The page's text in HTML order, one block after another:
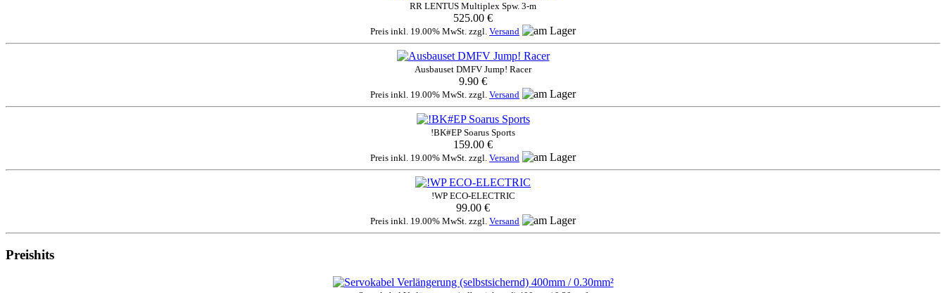
RR LENTUS Multiplex Spw. 3-m
525.00 €
Preis inkl. 19.00% MwSt. zzgl. Versand
Ausbauset DMFV Jump! Racer
9.90 €
Preis inkl. 19.00% MwSt. zzgl. Versand
!BK#EP Soarus Sports
159.00 €
Preis inkl. 19.00% MwSt. zzgl. Versand
!WP ECO-ELECTRIC
99.00 €
Preis inkl. 19.00% MwSt. zzgl. Versand
Preishits